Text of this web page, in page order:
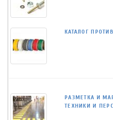
КАТАЛОГ
РАЗМЕТКА И
ТЕХНИКИ И